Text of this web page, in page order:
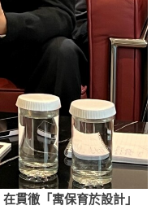
貫徹「寓保育於設計」